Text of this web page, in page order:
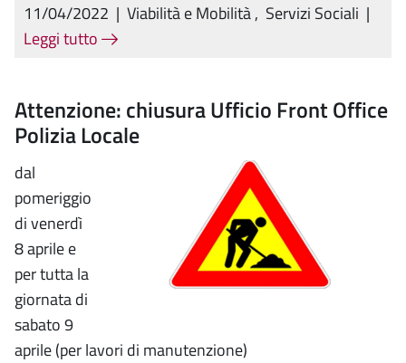
11/04/2022 | Viabilità e Mobilità, Servizi Sociali |
Leggi tutto
Attenzione: chiusura Ufficio Front Office
Polizia Locale
dal
pomeriggio
di venerdì
8 aprile e
per tutta la
giornata di
sabato 9
aprile (per lavori di manutenzione)